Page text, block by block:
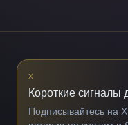
X
Короткие сигналы
Подписывайтесь на